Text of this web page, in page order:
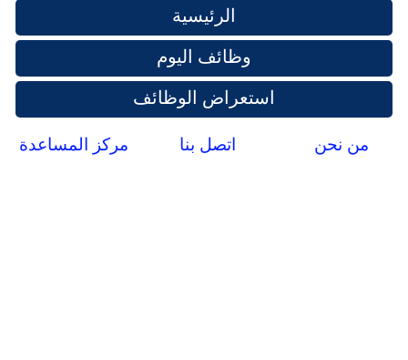
الرئيسية
وظائف اليوم
استعراض الوظائف
من نحن اتصل بنا مركز المساعدة